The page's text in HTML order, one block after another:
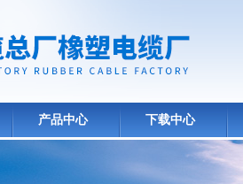
产品中心 下载中心